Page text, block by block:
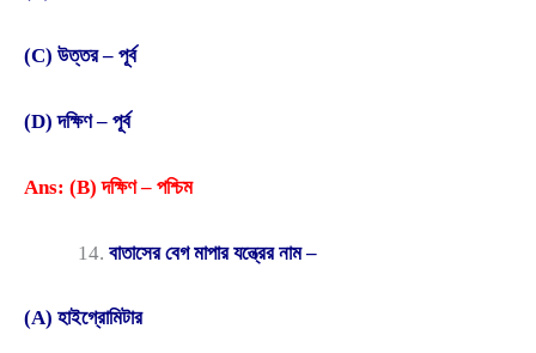
(C) উত্তর – পূর্ব
(D) দক্ষিণ – পূর্ব
Ans: (B) দক্ষিণ – পশ্চিম
বাতাসের বেগ মাপার যন্ত্রের নাম –
(A) হাইগ্রোমিটার